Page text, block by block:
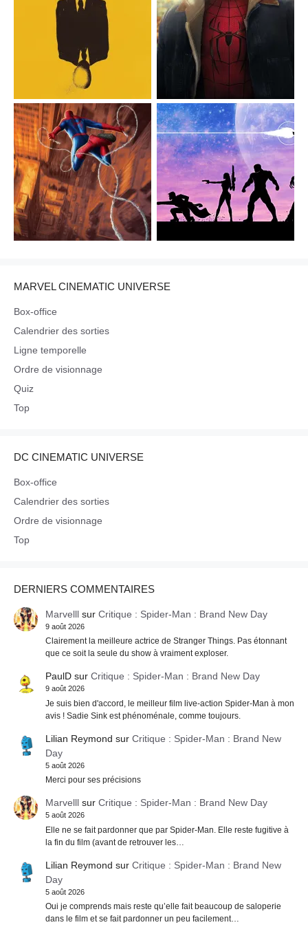
MARVEL CINEMATIC UNIVERSE
Box-office
Calendrier des sorties
Ligne temporelle
Ordre de visionnage
Quiz
Top
DC CINEMATIC UNIVERSE
Box-office
Calendrier des sorties
Ordre de visionnage
Top
DERNIERS COMMENTAIRES
Marvelllsur Critique : Spider-Man : Brand New Day
9 août 2026
Clairement la meilleure actrice de Stranger Things. Pas étonnant
que ce soit la seule du show à vraiment exploser.
PaulDsur Critique : Spider-Man : Brand New Day
9 août 2026
Je suis bien d'accord, le meilleur film live-action Spider-Man à mon
avis ! Sadie Sink est phénoménale, comme toujours.
Lilian Reymond sur Critique : Spider-Man : Brand New
Day
5 août 2026
Merci pour ses précisions
Marvelllsur Critique : Spider-Man : Brand New Day
5 août 2026
Elle ne se fait pardonner que par Spider-Man. Elle reste fugitive à
la fin du film (avant de retrouver les…
Lilian Reymond sur Critique : Spider-Man : Brand New
Day
5 août 2026
Oui je comprends mais reste qu’elle fait beaucoup de saloperie
dans le film et se fait pardonner un peu facilement…